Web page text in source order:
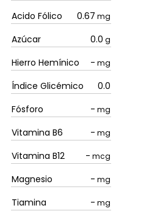
Acido Fólico 0.67 mg
Azúcar 0.0 g
Hierro Hemínico - mg
Índice Glicémico
0.0
Fósforo
- mg
Vitamina B6 - mg
Vitamina B12 - mcg
Magnesio - mg
Tiamina - mg